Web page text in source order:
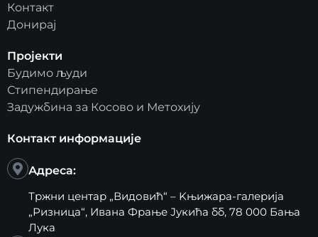
Контакт
Донирај
Пројекти
Будимо људи
Стипендирање
Задужбина за Косово и Метохију
Контакт информације
Адреса:
Тржни центар „Видовић“ – Kњижара-галерија
„Ризница“, Ивана Фрање Јукића бб, 78 000 Бања
Лука